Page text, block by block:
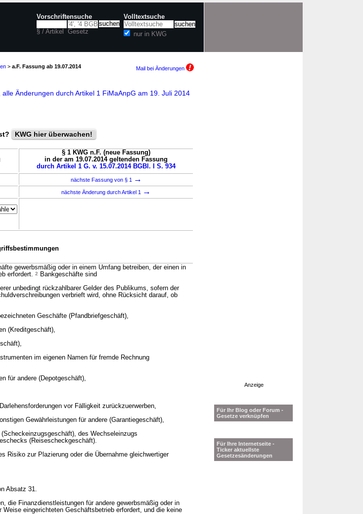
Vorschriftensuche
§ / Artikel Gesetz
Volltextsuche
nur in KWG
> a.F. Fassung ab 19.07.2014 Mail bei Änderungen
alle Änderungen durch Artikel 1 FiMaAnpG am 19. Juli 2014
KWG hier überwachen!
§ 1 KWG n.F. (neue Fassung)
in der am 19.07.2014 geltenden Fassung
durch Artikel 1 G. v. 15.07.2014 BGBl. I S. 934
nächste Fassung von § 1 →
nächste Änderung durch Artikel 1 →
gewerbsmäßig oder in einem Umfang betreiben, der einen in
erfordert. 2
Bankgeschäfte sind
unbedingt rückzahlbarer Gelder des Publikums, sofern der
verbrieft wird, ohne Rücksicht darauf, ob
Geschäfte (Pfandbriefgeschäft),
(Kreditgeschäft),
im eigenen Namen für fremde Rechnung
für andere (Depotgeschäft),
vor Fälligkeit zurückzuerwerben,
Gewährleistungen für andere (Garantiegeschäft),
des Wechseleinzugs
(Reisescheckgeschäft).
Risiko zur Plazierung oder die Übernahme gleichwertiger
Absatz 31.
die Finanzdienstleistungen für andere gewerbsmäßig oder in
eingerichteten Geschäftsbetrieb erfordert, und die keine
Anzeige
Für Ihr Blog oder Forum -
Gesetze verknüpfen
Für Ihre Internetseite -
Ticker aktuellste
Gesetzesänderungen